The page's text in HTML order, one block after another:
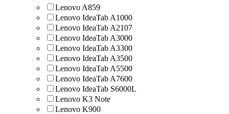
Lenovo A859
Lenovo IdeaTab A1000
Lenovo IdeaTab A2107
Lenovo IdeaTab A3000
Lenovo IdeaTab A3300
Lenovo IdeaTab A3500
Lenovo IdeaTab A5500
Lenovo IdeaTab A7600
Lenovo IdeaTab S6000L
Lenovo K3 Note
Lenovo K900